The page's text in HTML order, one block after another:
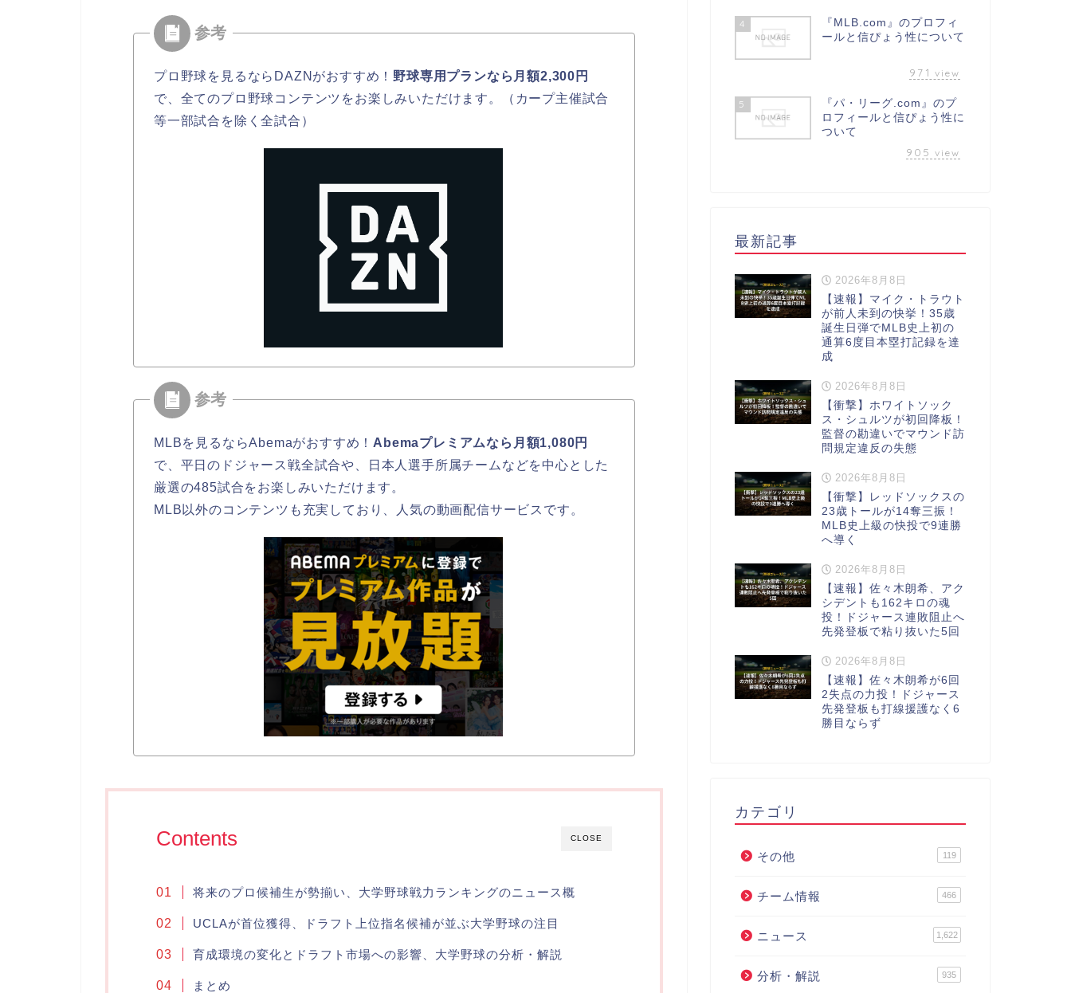
プロ野球を見るならDAZNがおすすめ！ 野球専用プランなら月額2,300円
で、全てのプロ野球コンテンツをお楽しみいただけます。（カープ主催試合
等一部試合を除く全試合）
MLBを見るならAbemaがおすすめ！ Abemaプレミアムなら月額1,080円
で、平日のドジャース戦全試合や、日本人選手所属チームなどを中心とした
厳選の485試合をお楽しみいただけます。
MLB以外のコンテンツも充実しており、人気の動画配信サービスです。
CLOSE
Contents
将来のプロ候補生が勢揃い、大学野球戦力ランキングのニュース概
UCLAが首位獲得、ドラフト上位指名候補が並ぶ大学野球の注目
育成環境の変化とドラフト市場への影響、大学野球の分析・解説
まとめ
4
『MLB.com』のプロフィ
ールと信ぴょう性について
971 view
5
『パ・リーグ.com』のプ
ロフィールと信ぴょう性に
ついて
905 view
最新記事
2026年8月8日
【速報】マイク・トラウト
が前人未到の快挙！35歳
誕生日弾でMLB史上初の
通算6度目本塁打記録を達
成
2026年8月8日
【衝撃】ホワイトソック
ス・シュルツが初回降板！
監督の勘違いでマウンド訪
問規定違反の失態
2026年8月8日
【衝撃】レッドソックスの
23歳トールが14奪三振！
MLB史上級の快投で9連勝
へ導く
2026年8月8日
【速報】佐々木朗希、アク
シデントも162キロの魂
投！ドジャース連敗阻止へ
先発登板で粘り抜いた5回
2026年8月8日
【速報】佐々木朗希が6回
2失点の力投！ドジャース
先発登板も打線援護なく6
勝目ならず
カテゴリ
その他 119
チーム情報 466
ニュース 1,622
分析・解説 935